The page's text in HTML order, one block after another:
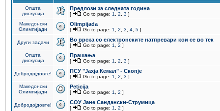
Општа
дискусија
Предлози за следната година
[ Go to page: 1 2 3 ]
Македонски
Олимпијади
Olimpijada
[ Go to page: 1 2 3 4 5 ]
Други задачи Во врска со електронските натпревари кои се во тек
[ Go to page: 1 2 ]
Општа
дискусија
Прашања
[ Go to page: 1 2 3 ]
Добродојдовте! ПCУ "Јахја Кемал" - Скопје
[ Go to page: 1 2 3 ]
Македонски
Олимпијади
Peticija
[ Go to page: 1 2 ]
Добродојдовте! СОУ Јане Сандански-Струмица
[ Go to page: 1 2 ]